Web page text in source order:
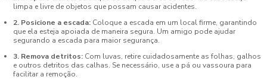
limpa e livre de objetos que possam causar acidentes.
2. Posicione a escada: Coloque a escada em um local firme, garantindo
que ela esteja apoiada de maneira segura. Um amigo pode ajudar
segurando a escada para maior segurança.
3. Remova detritos: Com luvas, retire cuidadosamente as folhas, galhos
e outros detritos das calhas. Se necessário, use a pá ou vassoura para
facilitar a remoção.